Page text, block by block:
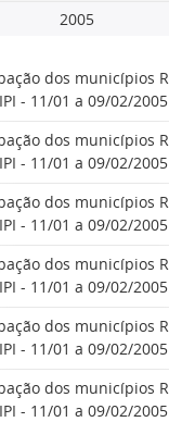
2005
dos municípios
- 11/01 a 09/02/2005
dos municípios
- 11/01 a 09/02/2005
dos municípios
- 11/01 a 09/02/2005
dos municípios
- 11/01 a 09/02/2005
dos municípios
- 11/01 a 09/02/2005
dos municípios
- 11/01 a 09/02/2005